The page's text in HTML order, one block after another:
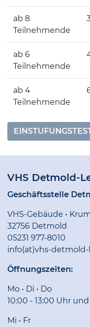
ab 8
Teilnehmende
ab 6
Teilnehmende
ab 4
Teilnehmende
VHS Detmold-
Geschäftsstelle
VHS-Gebäude •
32756 Detmold
05231 977-8010
info(at)vhs-
Öffnungszeiten:
Mo • Di • Do
10:00 - 13:00 Uhr
Mi • Fr